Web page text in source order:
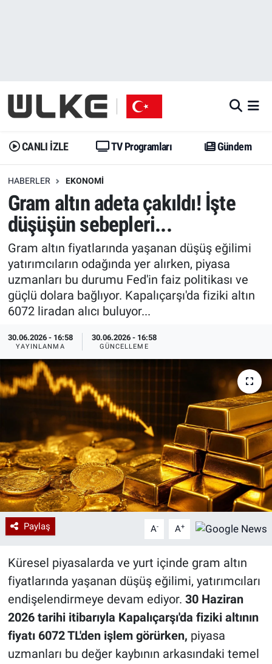
CANLI İZLE TV Programları Gündem
HABERLER EKONOMI
Gram altın adeta çakıldı! İşte
düşüşün sebepleri...
Gram altın fiyatlarında yaşanan düşüş eğilimi
yatırımcıların odağında yer alırken, piyasa
uzmanları bu durumu Fed'in faiz politikası ve
güçlü dolara bağlıyor. Kapalıçarşı'da fiziki altın
6072 liradan alıcı buluyor...
30.06.2026 - 16:58
YAYINLANMA
30.06.2026 - 16:58
GÜNCELLEME
Paylaş A- A+
Küresel piyasalarda ve yurt içinde gram altın
fiyatlarında yaşanan düşüş eğilimi, yatırımcıları
endişelendirmeye devam ediyor. 30 Haziran
2026 tarihi itibarıyla Kapalıçarşı'da fiziki altının
fiyatı 6072 TL'den işlem görürken, piyasa
uzmanları bu değer kaybının arkasındaki temel
Gündem
Dünya
Erişim Bilgileri
Ekonomi
Trend
Özel Haberler
Gündem
Trend
Erişim Bilgileri
Spor
Ekonomi
Dünya
Kadın
Erişim Bilgileri
Sağlık
Teknoloji
Ramazan
İstanbul Namaz Vakitleri
Trafik Durumu
Erişim Bilgileri
Tüm Manşetler
Son Dakika Haberleri
Haber Arşivi